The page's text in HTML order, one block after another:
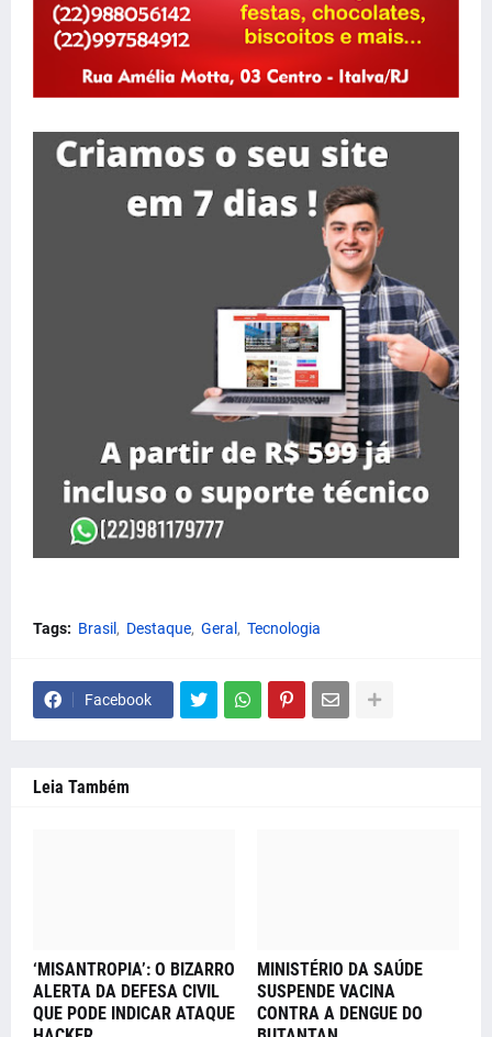
Tags: Brasil Destaque Geral Tecnologia
Facebook
Leia Também
‘MISANTROPIA’: O BIZARRO
ALERTA DA DEFESA CIVIL
QUE PODE INDICAR ATAQUE
MINISTÉRIO DA SAÚDE
SUSPENDE VACINA
CONTRA A DENGUE DO